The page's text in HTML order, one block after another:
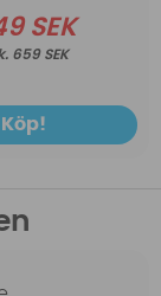
SEK
659 SEK
Köp!